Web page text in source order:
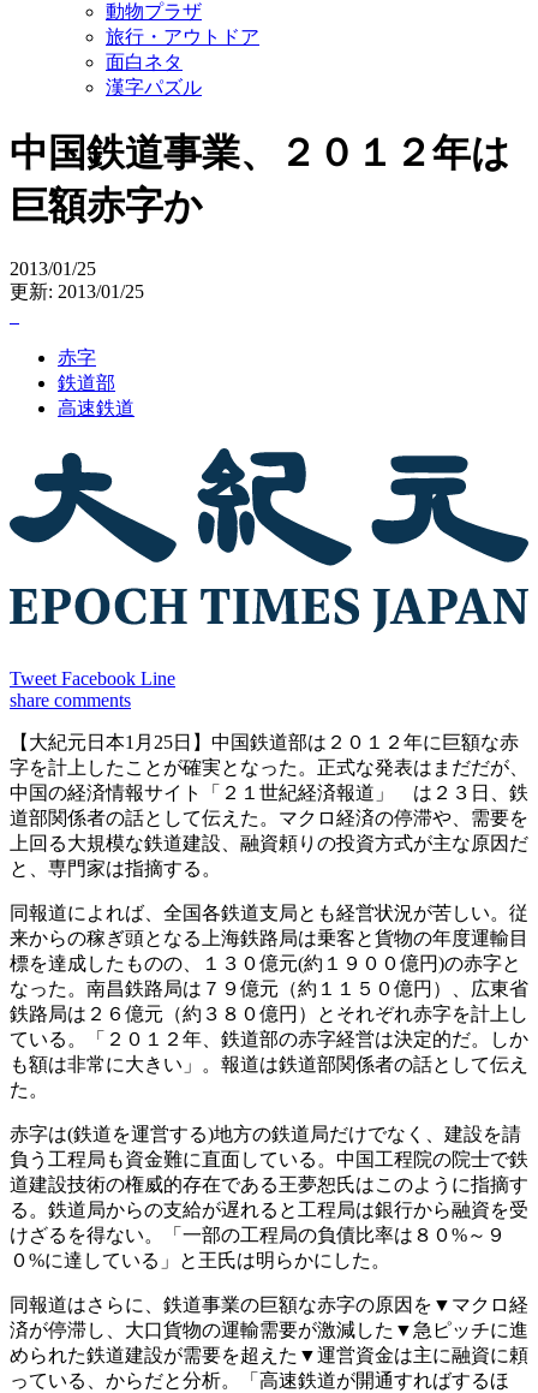
動物プラザ
旅行・アウトドア
面白ネタ
漢字パズル
中国鉄道事業、２０１２年は
巨額赤字か
2013/01/25
更新: 2013/01/25
赤字
鉄道部
高速鉄道
Tweet Facebook Line
share comments
【大紀元日本1月25日】中国鉄道部は２０１２年に巨額な赤
字を計上したことが確実となった。正式な発表はまだだが、
中国の経済情報サイト「２１世紀経済報道」 は２３日、鉄
道部関係者の話として伝えた。マクロ経済の停滞や、需要を
上回る大規模な鉄道建設、融資頼りの投資方式が主な原因だ
と、専門家は指摘する。
同報道によれば、全国各鉄道支局とも経営状況が苦しい。従
来からの稼ぎ頭となる上海鉄路局は乗客と貨物の年度運輸目
標を達成したものの、１３０億元(約１９００億円)の赤字と
なった。南昌鉄路局は７９億元（約１１５０億円）、広東省
鉄路局は２６億元（約３８０億円）とそれぞれ赤字を計上し
ている。「２０１２年、鉄道部の赤字経営は決定的だ。しか
も額は非常に大きい」。報道は鉄道部関係者の話として伝え
た。
赤字は(鉄道を運営する)地方の鉄道局だけでなく、建設を請
負う工程局も資金難に直面している。中国工程院の院士で鉄
道建設技術の権威的存在である王夢恕氏はこのように指摘す
る。鉄道局からの支給が遅れると工程局は銀行から融資を受
けざるを得ない。「一部の工程局の負債比率は８０%～９
０%に達している」と王氏は明らかにした。
同報道はさらに、鉄道事業の巨額な赤字の原因を▼マクロ経
済が停滞し、大口貨物の運輸需要が激減した▼急ピッチに進
められた鉄道建設が需要を超えた▼運営資金は主に融資に頼
っている、からだと分析。「高速鉄道が開通すればするほ